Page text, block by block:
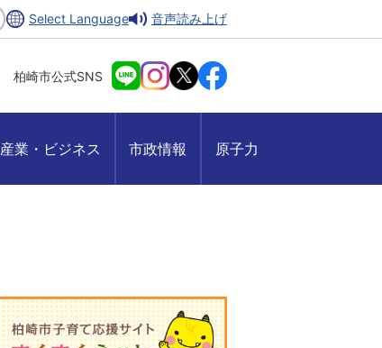
Select Language 音声読み上げ
柏崎市公式SNS
産業・ビジネス 市政情報 原子力